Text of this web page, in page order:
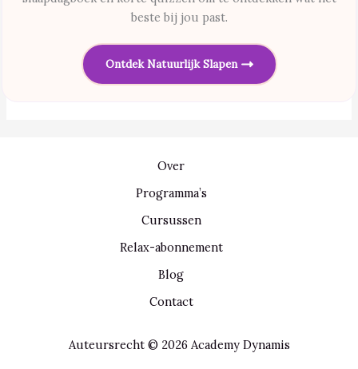
beste bij jou past.
Ontdek Natuurlijk Slapen
Over
Programma’s
Cursussen
Relax-abonnement
Blog
Contact
Auteursrecht © 2026 Academy Dynamis